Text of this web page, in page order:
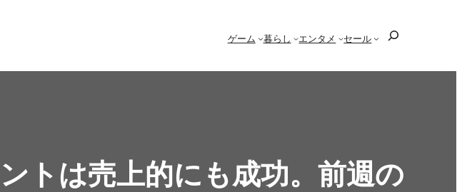
ゲーム 暮らし エンタメ セール
トは売上的にも成功。前週の